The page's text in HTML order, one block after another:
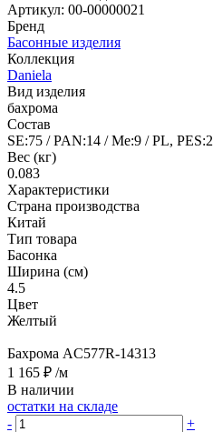
Артикул: 00-00000021
Бренд
Басонные изделия
Коллекция
Daniela
Вид изделия
бахрома
Состав
SE:75 / PAN:14 / Me:9 / PL, PES:2
Вес (кг)
0.083
Характеристики
Страна производства
Китай
Тип товара
Басонка
Ширина (см)
4.5
Цвет
Желтый
Бахрома AC577R-14313
1 165 ₽ /м
В наличии
остатки на складе
-
+